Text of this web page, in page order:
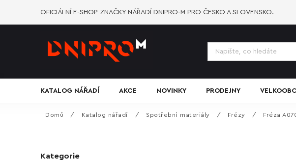
OFICIÁLNÍ E-SHOP ZNAČKY NÁŘADÍ DNIPRO-M PRO ČESKO A SLOVENSKO.
KATALOG NÁŘADÍ AKCE NOVINKY PRODEJNY
Domů / Katalog nářadí / Spotřební materiály / Frézy / Fréza
Kategorie